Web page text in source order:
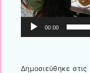
00:00
Δημοσιεύθηκε στις